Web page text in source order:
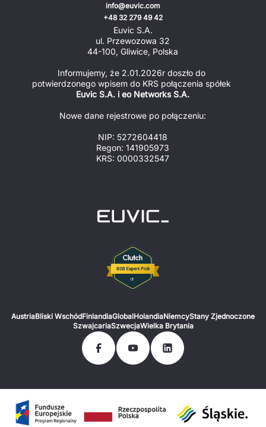
info@euvic.com
+48 32 279 49 42
Euvic S.A.
ul. Przewozowa 32
44-100, Gliwice, Polska
Informujemy, że 2.01.2026r doszło do
Euvic S.A. i eo Networks S.A.
Nowe dane rejestrowe po połączeniu:
NIP: 5272604418
Regon: 141905973
KRS: 0000332547
AustriaBliski WschódFinlandiaGlobalHolandiaNiemcyStany Zjednoczone
SzwajcariaSzwecjaWielka Brytania